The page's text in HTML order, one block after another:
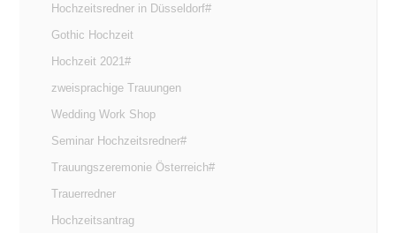
Hochzeitsredner in Düsseldorf#
Gothic Hochzeit
Hochzeit 2021#
zweisprachige Trauungen
Wedding Work Shop
Seminar Hochzeitsredner#
Trauungszeremonie Österreich#
Trauerredner
Hochzeitsantrag